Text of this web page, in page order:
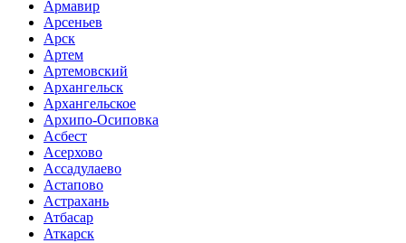
Армавир
Арсеньев
Арск
Артем
Артемовский
Архангельск
Архангельское
Архипо-Осиповка
Асбест
Асерхово
Ассадулаево
Астапово
Астрахань
Атбасар
Аткарск